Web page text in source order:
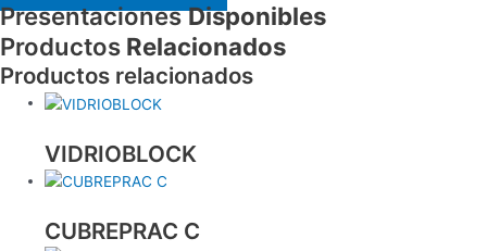
PresentacionesDisponibles
Productos Relacionados
Productos relacionados
VIDRIOBLOCK
CUBREPRAC C